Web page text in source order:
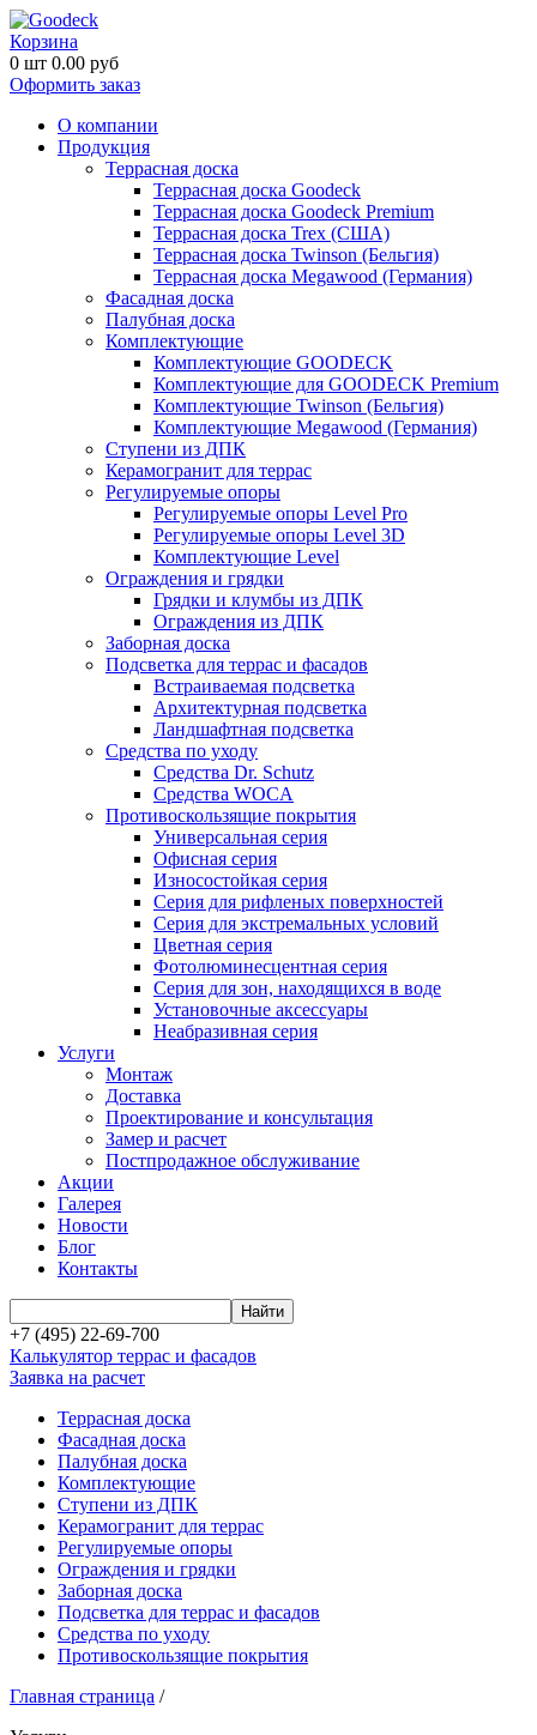
Корзина
0 шт 0.00 руб
Оформить заказ
О компании
Продукция
Террасная доска
Террасная доска Goodeck
Террасная доска Goodeck Premium
Террасная доска Trex (США)
Террасная доска Twinson (Бельгия)
Террасная доска Megawood (Германия)
Фасадная доска
Палубная доска
Комплектующие
Комплектующие GOODECK
Комплектующие для GOODECK Premium
Комплектующие Twinson (Бельгия)
Комплектующие Megawood (Германия)
Ступени из ДПК
Керамогранит для террас
Регулируемые опоры
Регулируемые опоры Level Pro
Регулируемые опоры Level 3D
Комплектующие Level
Ограждения и грядки
Грядки и клумбы из ДПК
Ограждения из ДПК
Заборная доска
Подсветка для террас и фасадов
Встраиваемая подсветка
Архитектурная подсветка
Ландшафтная подсветка
Средства по уходу
Средства Dr. Schutz
Средства WOCA
Противоскользящие покрытия
Универсальная серия
Офисная серия
Износостойкая серия
Серия для рифленых поверхностей
Серия для экстремальных условий
Цветная серия
Фотолюминесцентная серия
Серия для зон, находящихся в воде
Установочные аксессуары
Неабразивная серия
Услуги
Монтаж
Доставка
Проектирование и консультация
Замер и расчет
Постпродажное обслуживание
Акции
Галерея
Новости
Блог
Контакты
+7 (495) 22-69-700
Калькулятор террас и фасадов
Заявка на расчет
Террасная доска
Фасадная доска
Палубная доска
Комплектующие
Ступени из ДПК
Керамогранит для террас
Регулируемые опоры
Ограждения и грядки
Заборная доска
Подсветка для террас и фасадов
Средства по уходу
Противоскользящие покрытия
Главная страница /